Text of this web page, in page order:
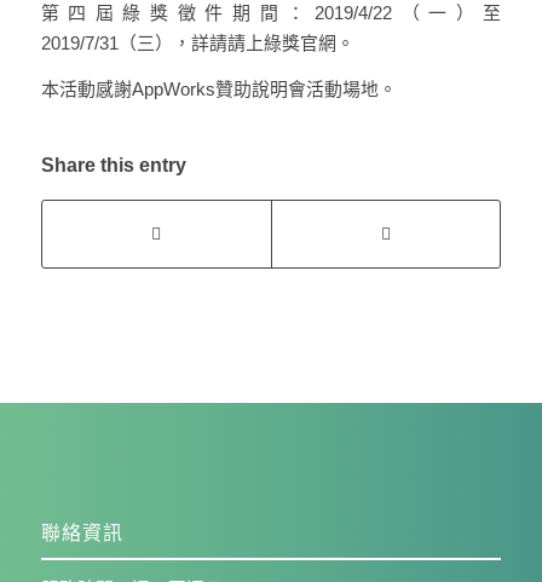
第四屆綠獎徵件期間： 2019/4/22（一）至
2019/7/31（三），詳請請上綠獎官網。
本活動感謝AppWorks贊助說明會活動場地。
Share this entry
聯絡資訊